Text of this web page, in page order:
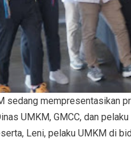
sedang mempresentasikan
UMKM, GMCC, dan
Leni, pelaku UMKM di